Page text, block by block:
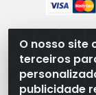
O nosso site
terceiros
publicidade
WB
08.528.393/
Oeste